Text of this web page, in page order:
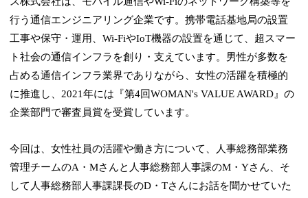
行う通信エンジニアリング企業です。携帯電話基地局の設置
工事や保守・運用、Wi-FiやIoT機器の設置を通じて、超スマー
ト社会の通信インフラを創り・支えています。男性が多数を
占める通信インフラ業界でありながら、女性の活躍を積極的
に推進し、2021年には『第4回WOMAN's VALUE AWARD』の
企業部門で審査員賞を受賞しています。
今回は、女性社員の活躍や働き方について、人事総務部業務
管理チームのA・Mさんと人事総務部人事課のM・Yさん、そ
して人事総務部人事課課長のD・Tさんにお話を聞かせていた